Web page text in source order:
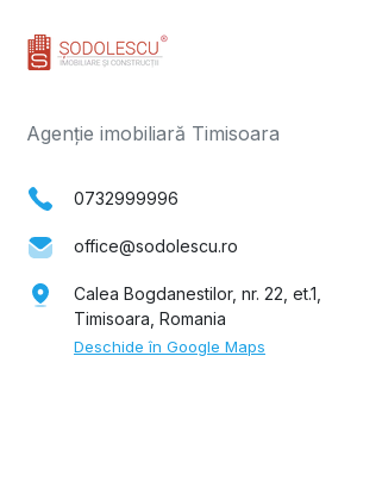
Agenție imobiliară Timisoara
0732999996
office@sodolescu.ro
Calea Bogdanestilor, nr. 22, et.1,
Timisoara, Romania
Deschide în Google Maps